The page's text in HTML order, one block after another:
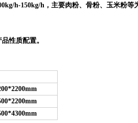
h-150kg/h，主要肉粉、骨粉、玉米粉等
性质配置。